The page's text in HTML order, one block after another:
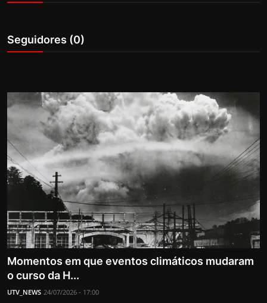
APOIE
Justiça
Política
Saúde
Esportes
Fama e TV
FALE CONOSCO
Seguidores (0)
Momentos em que eventos climáticos mudaram
o curso da H...
UTV_NEWS 24/07/2026 - 17:00